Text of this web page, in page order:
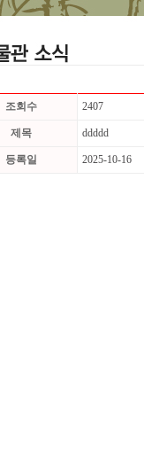
조회수 2407
제목 ddddd
등록일 2025-10-16